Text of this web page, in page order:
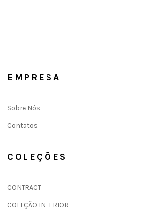
EMPRESA
Sobre Nós
Contatos
COLEÇÕES
CONTRACT
COLEÇÃO INTERIOR